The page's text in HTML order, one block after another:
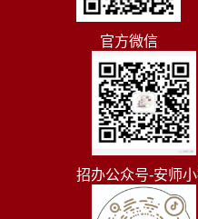
官方微信
招办公众号-安师